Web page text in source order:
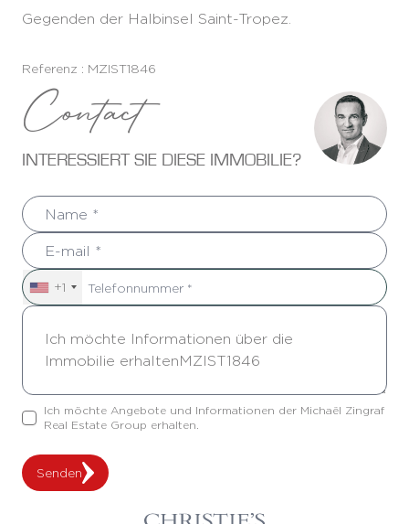
Gegenden der Halbinsel Saint-Tropez.
Referenz : MZIST1846
Contact
INTERESSIERT SIE DIESE IMMOBILIE?
+1
Ich möchte Angebote und Informationen der Michaël Zingraf
Real Estate Group erhalten.
Senden